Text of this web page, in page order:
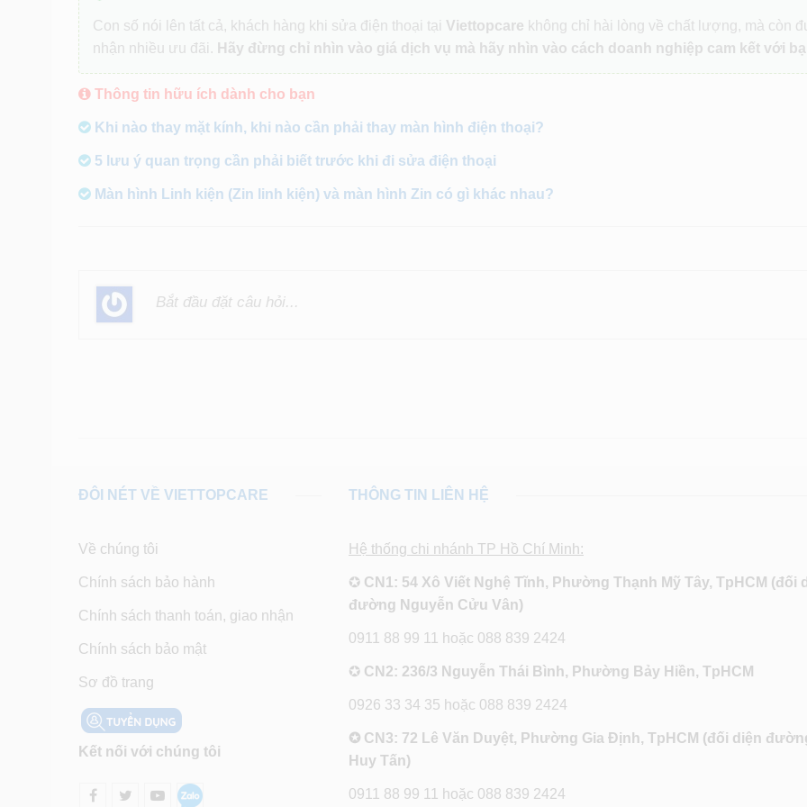
Con số nói lên tất cả, khách hàng khi sửa điện thoại tại Viettopcare không chỉ hài lòng về chất lượng, mà còn
nhận nhiều ưu đãi. Hãy đừng chỉ nhìn vào giá dịch vụ mà hãy nhìn vào cách doanh nghiệp cam kết với
Thông tin hữu ích dành cho bạn
Khi nào thay mặt kính, khi nào cần phải thay màn hình điện thoại?
5 lưu ý quan trọng cần phải biết trước khi đi sửa điện thoại
Màn hình Linh kiện (Zin linh kiện) và màn hình Zin có gì khác nhau?
ĐÔI NÉT VỀ VIETTOPCARE
Về chúng tôi
Chính sách bảo hành
Chính sách thanh toán, giao nhận
Chính sách bảo mật
Sơ đồ trang
Kết nối với chúng tôi
THÔNG TIN LIÊN HỆ
Hệ thống chi nhánh TP Hồ Chí Minh:
✪ CN1: 54 Xô Viết Nghệ Tĩnh, Phường Thạnh Mỹ Tây, TpHCM (đối
đường Nguyễn Cửu Vân)
0911 88 99 11 hoặc 088 839 2424
✪ CN2: 236/3 Nguyễn Thái Bình, Phường Bảy Hiền, TpHCM
0926 33 34 35 hoặc 088 839 2424
✪ CN3: 72 Lê Văn Duyệt, Phường Gia Định, TpHCM (đối diện
Huy Tấn)
0911 88 99 11 hoặc 088 839 2424